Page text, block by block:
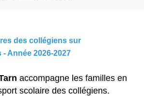
des collégiens sur
- Année 2026-2027
accompagne les familles en
scolaire des collégiens.